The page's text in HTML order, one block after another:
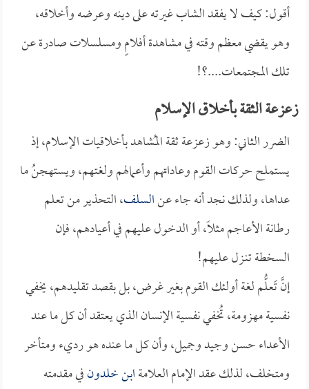
أقول: كيف لا يفقد الشاب غيرته على دينه وعرضه وأخلاقه،
وهو يقضي معظم وقته في مشاهدة أفلامٍ ومسلسلات صادرة عن
تلك المجتمعات....؟!
زعزعة الثقة بأخلاق الإسلام
الضرر الثاني: وهو زعزعة ثقة المُشاهد بأخلاقيات الإسلام، إذ
يستملح حركات القوم وعاداتهم وأعمالهم ولغتهم، ويستهجنُ ما
عداها، ولذلك نجد أنه جاء عنالسلف، التحذير من تعلم
رطانة الأعاجم مثلاً، أو الدخول عليهم في أعيادهم، فإن
السخطة تنـزل عليهم!
إنَّ تَعلُّم لغة أولئك القوم بغير غرض، بل بقصد تقليدهم، يخفي
نفسية مهزومة، تُخفي نفسية الإنسان الذي يعتقد أن كل ما عند
الأعداء حسن وجيد وجميل، وأن كل ما عنده هو رديء ومتأخر
ومتخلف، لذلك عقد الإمام العلامةابن خلدونفي مقدمته